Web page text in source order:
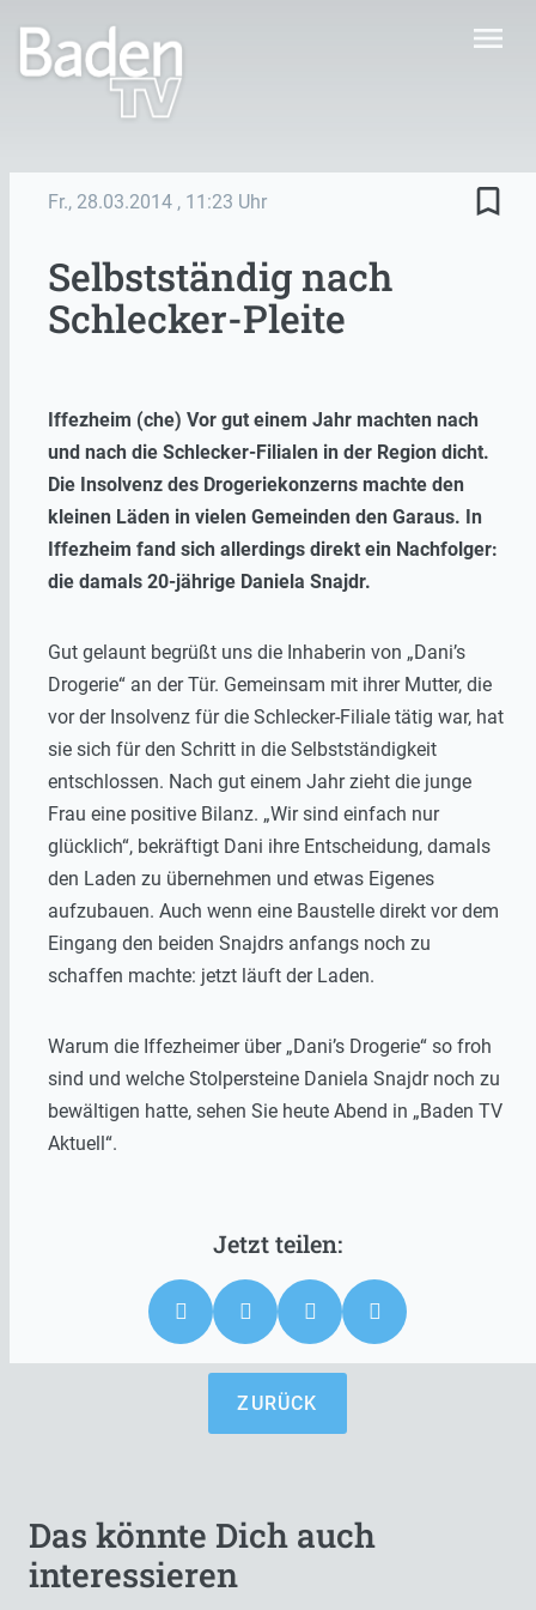
menu
Fr., 28.03.2014 , 11:23 Uhr bookmark_border
Selbstständig nach
Schlecker-Pleite
Iffezheim (che) Vor gut einem Jahr machten nach
und nach die Schlecker-Filialen in der Region dicht.
Die Insolvenz des Drogeriekonzerns machte den
kleinen Läden in vielen Gemeinden den Garaus. In
Iffezheim fand sich allerdings direkt ein Nachfolger:
die damals 20-jährige Daniela Snajdr.
Gut gelaunt begrüßt uns die Inhaberin von „Dani’s
Drogerie“ an der Tür. Gemeinsam mit ihrer Mutter, die
vor der Insolvenz für die Schlecker-Filiale tätig war, hat
sie sich für den Schritt in die Selbstständigkeit
entschlossen. Nach gut einem Jahr zieht die junge
Frau eine positive Bilanz. „Wir sind einfach nur
glücklich“, bekräftigt Dani ihre Entscheidung, damals
den Laden zu übernehmen und etwas Eigenes
aufzubauen. Auch wenn eine Baustelle direkt vor dem
Eingang den beiden Snajdrs anfangs noch zu
schaffen machte: jetzt läuft der Laden.
Warum die Iffezheimer über „Dani’s Drogerie“ so froh
sind und welche Stolpersteine Daniela Snajdr noch zu
bewältigen hatte, sehen Sie heute Abend in „Baden TV
Aktuell“.
ZURÜCK
Das könnte Dich auch
interessieren